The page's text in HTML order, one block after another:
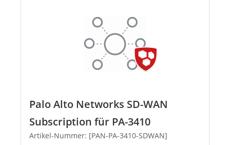
Palo Alto Networks SD-WAN
Subscription für PA-3410
Artikel-Nummer: [PAN-PA-3410-SDWAN]